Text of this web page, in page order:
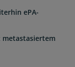
ePA-